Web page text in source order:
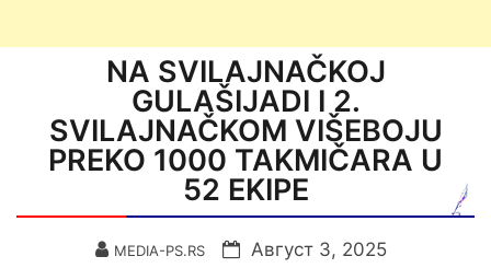
NA SVILAJNAČKOJ
GULAŠIJADI I 2.
SVILAJNAČKOM VIŠEBOJU
PREKO 1000 TAKMIČARA U
52 EKIPE
MEDIA-PS.RS Август 3, 2025